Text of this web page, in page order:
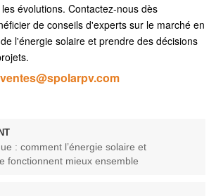
évolutions. Contactez-nous dès
de conseils d'experts sur le marché en
l'énergie solaire et prendre des décisions
ventes@spolarpv.com
: comment l’énergie solaire et
fonctionnent mieux ensemble